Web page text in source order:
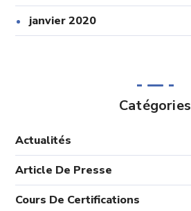
janvier 2020
Catégories
Actualités
Article De Presse
Cours De Certifications